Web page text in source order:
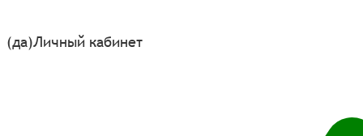
(да)Личный кабинет